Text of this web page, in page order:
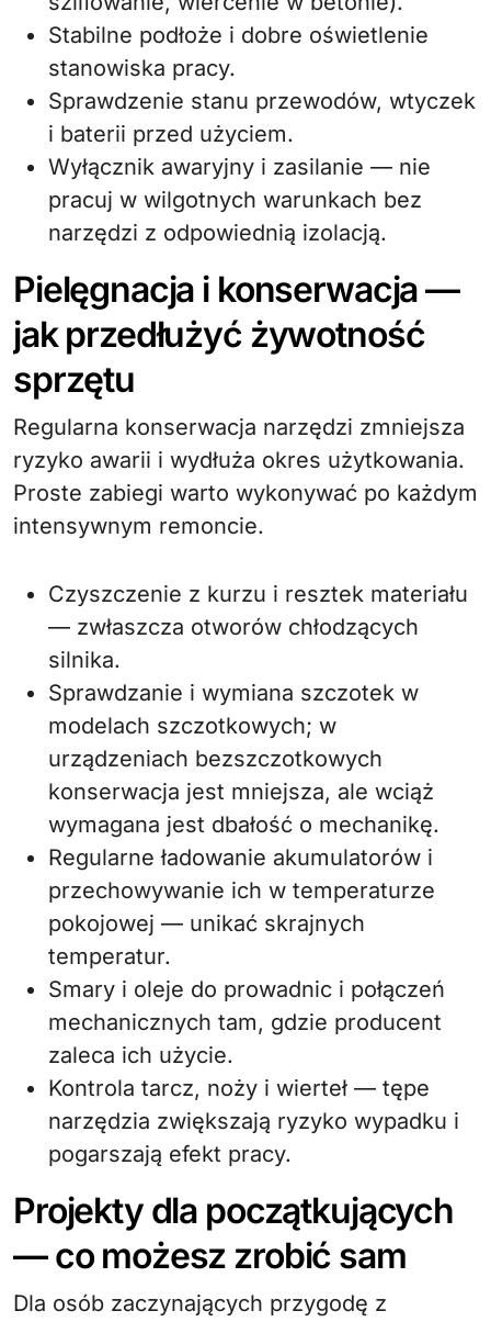
Stabilne podłoże i dobre oświetlenie
stanowiska pracy.
Sprawdzenie stanu przewodów, wtyczek
i baterii przed użyciem.
Wyłącznik awaryjny i zasilanie — nie
pracuj w wilgotnych warunkach bez
narzędzi z odpowiednią izolacją.
Pielęgnacja i konserwacja —
jak przedłużyć żywotność
sprzętu
Regularna konserwacja narzędzi zmniejsza
ryzyko awarii i wydłuża okres użytkowania.
Proste zabiegi warto wykonywać po każdym
intensywnym remoncie.
Czyszczenie z kurzu i resztek materiału
— zwłaszcza otworów chłodzących
silnika.
Sprawdzanie i wymiana szczotek w
modelach szczotkowych; w
urządzeniach bezszczotkowych
konserwacja jest mniejsza, ale wciąż
wymagana jest dbałość o mechanikę.
Regularne ładowanie akumulatorów i
przechowywanie ich w temperaturze
pokojowej — unikać skrajnych
temperatur.
Smary i oleje do prowadnic i połączeń
mechanicznych tam, gdzie producent
zaleca ich użycie.
Kontrola tarcz, noży i wierteł — tępe
narzędzia zwiększają ryzyko wypadku i
pogarszają efekt pracy.
Projekty dla początkujących
— co możesz zrobić sam
Dla osób zaczynających przygodę z